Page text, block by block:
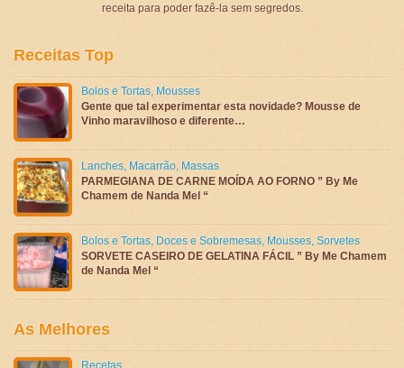
receita para poder fazê-la sem segredos.
Receitas Top
Bolos e Tortas, Mousses
Gente que tal experimentar esta novidade? Mousse de
Vinho maravilhoso e diferente…
Lanches, Macarrão, Massas
PARMEGIANA DE CARNE MOÍDA AO FORNO ” By Me
Chamem de Nanda Mel “
Bolos e Tortas, Doces e Sobremesas, Mousses, Sorvetes
SORVETE CASEIRO DE GELATINA FÁCIL ” By Me Chamem
de Nanda Mel “
As Melhores
Recetas